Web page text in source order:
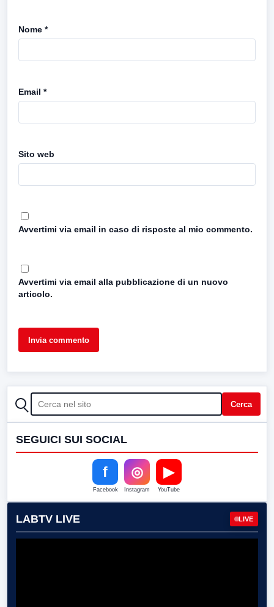
Nome *
Email *
Sito web
Avvertimi via email in caso di risposte al mio commento.
Avvertimi via email alla pubblicazione di un nuovo
articolo.
CERCA Cerca
SEGUICI SUI SOCIAL
f
Facebook
◎
Instagram
▶
YouTube
LABTV LIVE LIVE